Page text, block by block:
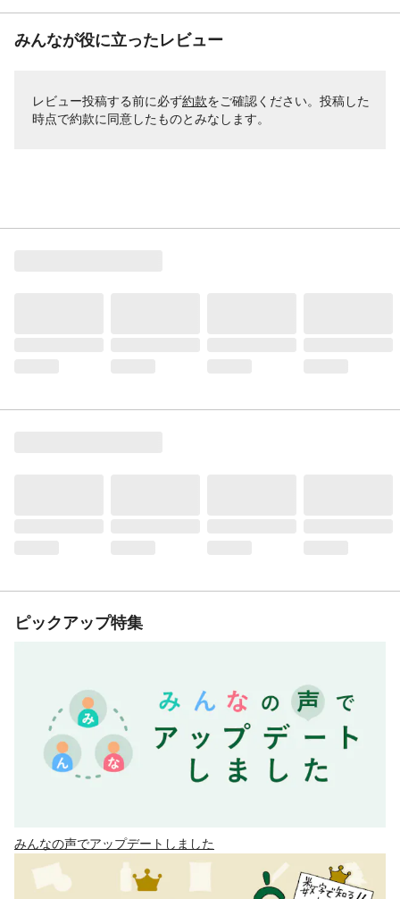
みんなが役に立ったレビュー
レビュー投稿する前に必ず約款をご確認ください。投稿した
時点で約款に同意したものとみなします。
ピックアップ特集
みんなの声でアップデートしました